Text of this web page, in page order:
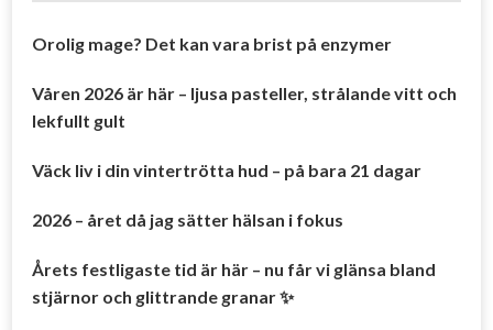
Orolig mage? Det kan vara brist på enzymer
Våren 2026 är här – ljusa pasteller, strålande vitt och
lekfullt gult
Väck liv i din vintertrötta hud – på bara 21 dagar
2026 – året då jag sätter hälsan i fokus
Årets festligaste tid är här – nu får vi glänsa bland
stjärnor och glittrande granar ✨